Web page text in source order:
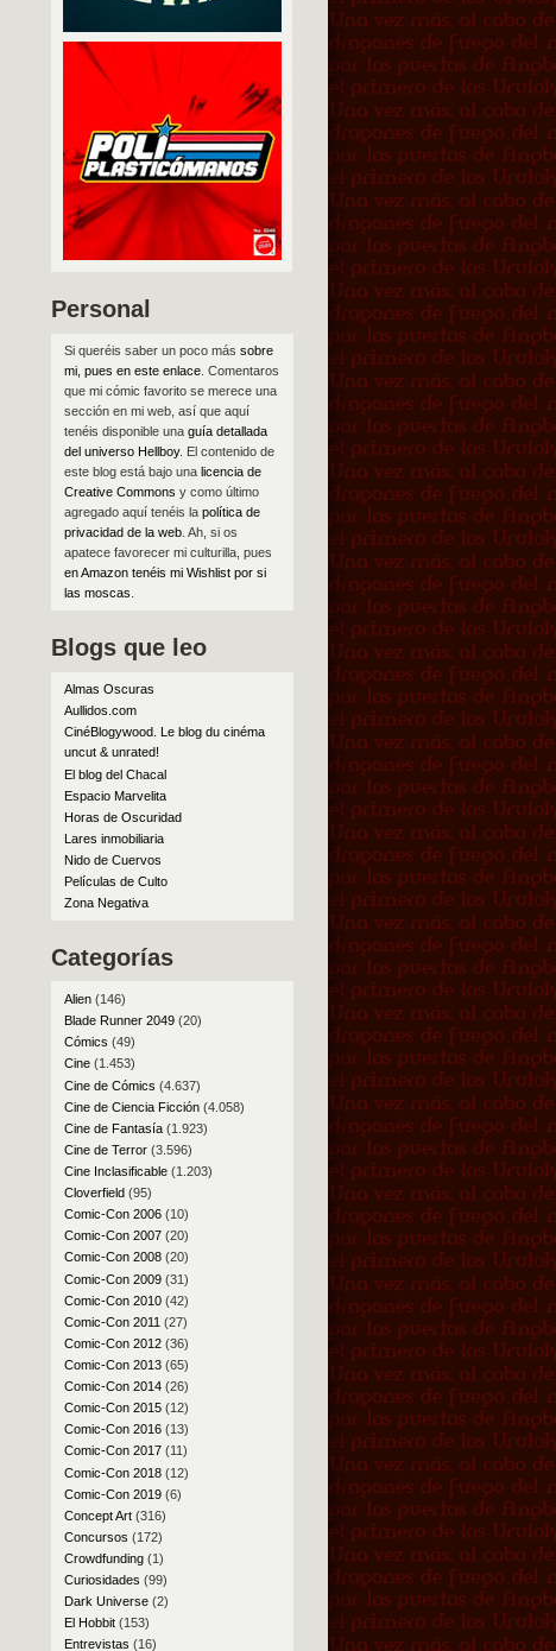
Personal
Si queréis saber un poco más sobre
mi, pues en este enlace. Comentaros
que mi cómic favorito se merece una
sección en mi web, así que aquí
tenéis disponible una guía detallada
del universo Hellboy. El contenido de
este blog está bajo una licencia de
Creative Commons y como último
agregado aquí tenéis la política de
privacidad de la web. Ah, si os
apatece favorecer mi culturilla, pues
en Amazon tenéis mi Wishlist por si
las moscas
Blogs que leo
Almas Oscuras
Aullidos.com
CinéBlogywood. Le blog du cinéma
uncut & unrated!
El blog del Chacal
Espacio Marvelita
Horas de Oscuridad
Lares inmobiliaria
Nido de Cuervos
Películas de Culto
Zona Negativa
Categorías
Alien(146)
Blade Runner 2049(20)
Cómics (49)
Cine(1.453)
Cine de Cómics (4.637)
Cine de Ciencia Ficción(4.058)
Cine de Fantasía(1.923)
Cine de Terror(3.596)
Cine Inclasificable(1.203)
Cloverfield(95)
Comic-Con 2006(10)
Comic-Con 2007(20)
Comic-Con 2008(20)
Comic-Con 2009(31)
Comic-Con 2010(42)
Comic-Con 2011 (27)
Comic-Con 2012(36)
Comic-Con 2013(65)
Comic-Con 2014(26)
Comic-Con 2015(12)
Comic-Con 2016(13)
Comic-Con 2017(11)
Comic-Con 2018(12)
Comic-Con 2019(6)
Concept Art(316)
Concursos (172)
Crowdfunding(1)
Curiosidades (99)
Dark Universe(2)
El Hobbit(153)
Entrevistas (16)